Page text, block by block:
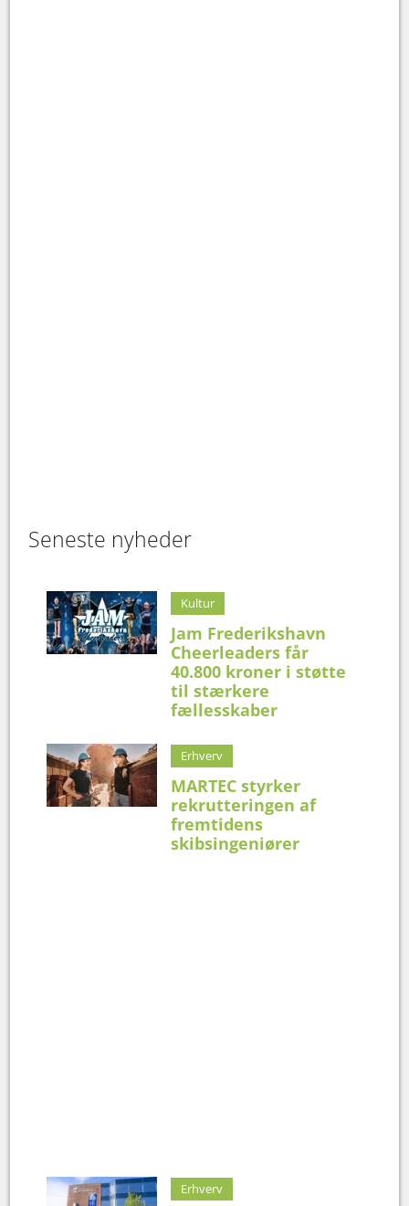
Seneste nyheder
Kultur
Jam Frederikshavn
Cheerleaders får
40.800 kroner i støtte
til stærkere
fællesskaber
Erhverv
MARTEC styrker
rekrutteringen af
fremtidens
skibsingeniører
Erhverv